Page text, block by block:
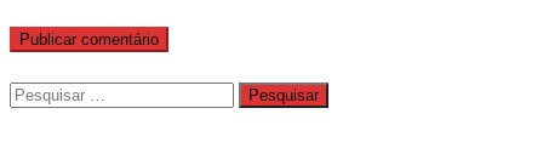
Pesquisar
por: